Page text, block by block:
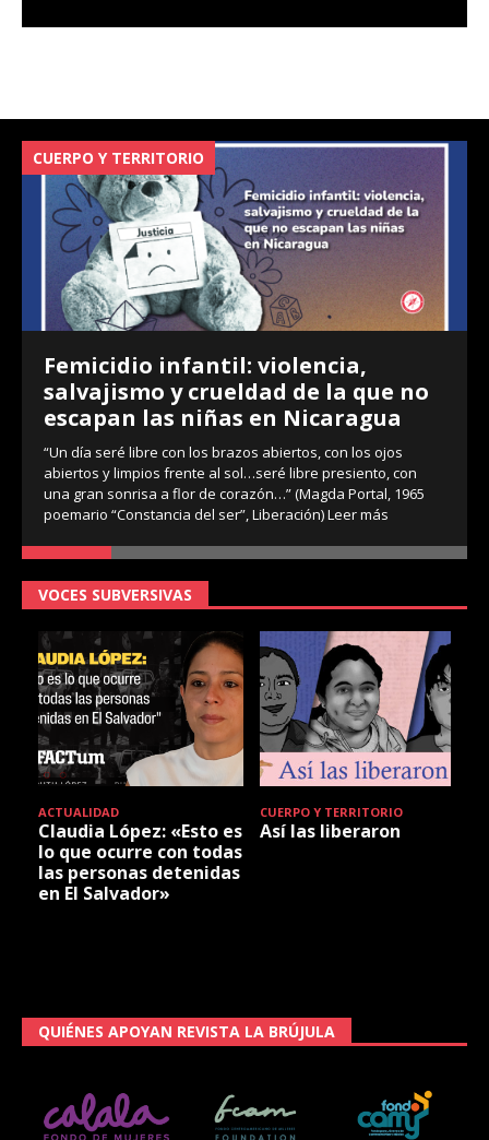
CUERPO Y TERRITORIO
Femicidio infantil: violencia,
salvajismo y crueldad de la que no
escapan las niñas en Nicaragua
“Un día seré libre con los brazos abiertos, con los ojos
abiertos y limpios frente al sol…seré libre presiento, con
una gran sonrisa a flor de corazón…” (Magda Portal, 1965
poemario “Constancia del ser”, Liberación)Leer más
VOCES SUBVERSIVAS
ACTUALIDAD
Claudia López: «Esto es
lo que ocurre con todas
las personas detenidas
en El Salvador»
CUERPO Y TERRITORIO
Así las liberaron
QUIÉNES APOYAN REVISTA LA BRÚJULA